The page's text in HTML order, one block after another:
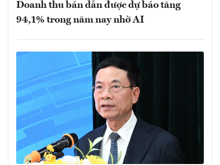
Doanh thu bán dẫn được dự báo tăng
94,1% trong năm nay nhờ AI